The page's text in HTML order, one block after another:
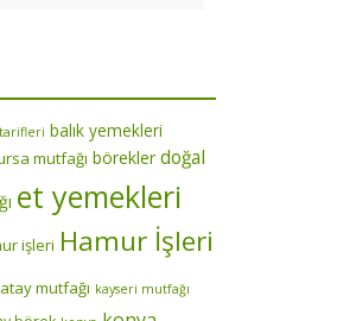
tarifleri balık yemekleri
mutfağı börekler doğal
et yemekleri
işleri Hamur İşleri
mutfağı kayseri mutfağı